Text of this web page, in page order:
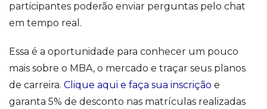
participantes poderão enviar perguntas pelo chat
em tempo real.
Essa é a oportunidade para conhecer um pouco
mais sobre o MBA, o mercado e traçar seus planos
de carreira. Clique aqui e faça sua inscrição e
garanta 5% de desconto nas matrículas realizadas